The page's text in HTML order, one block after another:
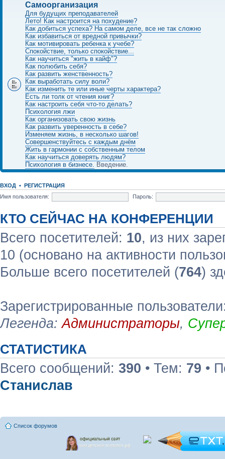
Самоорганизация
Для будущих преподавателей
Лето! Как настроится на похудение?
Как добиться успеха? На самом деле, все не так сложно
Как избавиться от вредной привычки?
Как мотивировать ребенка к учебе?
Спокойствие, только спокойствие...
Как научиться "жить в кайф"?
Как полюбить себя?
Как развить женственность?
Как выработать силу воли?
Как изменить те или иные черты характера?
Есть ли толк от чтения книг?
Как настроить себя что-то делать?
Психология лжи
Как организовать свою жизнь
Как развить уверенность в себе?
Изменяем жизнь, в несколько шагов!
Совершенствуйтесь с каждым днём
Жить в гармонии с собственным телом
Как научиться доверять людям?
Психология в бизнесе. Введение.
ВХОД • РЕГИСТРАЦИЯ
Имя пользователя:
Пароль:
КТО СЕЙЧАС НА КОНФЕРЕНЦИИ
Всего посетителей: 10, из них
10 (основано на активности
Больше всего посетителей (764)
Зарегистрированные
Легенда:Администраторы,
СТАТИСТИКА
Всего сообщений: 390 • Тем: 79 •
Станислав
Список форумов